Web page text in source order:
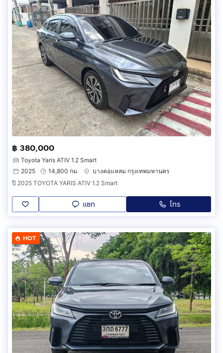
฿ 380,000
Toyota Yaris ATIV 1.2 Smart
2025
14,800 กม.
บางคอแหลม กรุงเทพมหานคร
ปี 2025 TOYOTA YARIS ATIV 1.2 Smart
แชท โทร
HOT